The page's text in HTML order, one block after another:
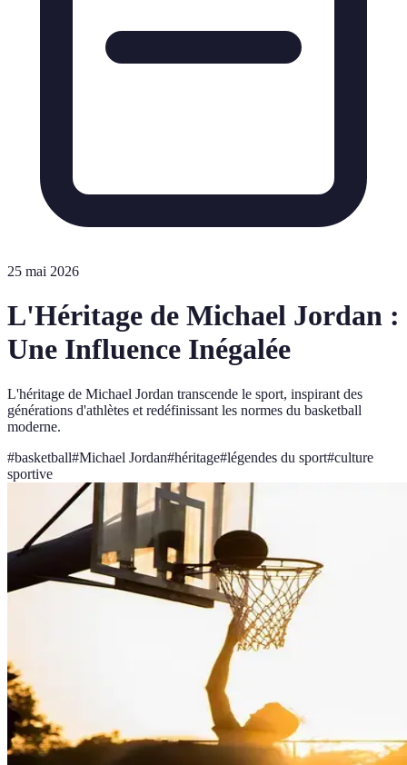
25 mai 2026
L'Héritage de Michael Jordan :
Une Influence Inégalée
L'héritage de Michael Jordan transcende le sport, inspirant des
générations d'athlètes et redéfinissant les normes du basketball
moderne.
#basketball#Michael Jordan#héritage#légendes du sport#culture
sportive